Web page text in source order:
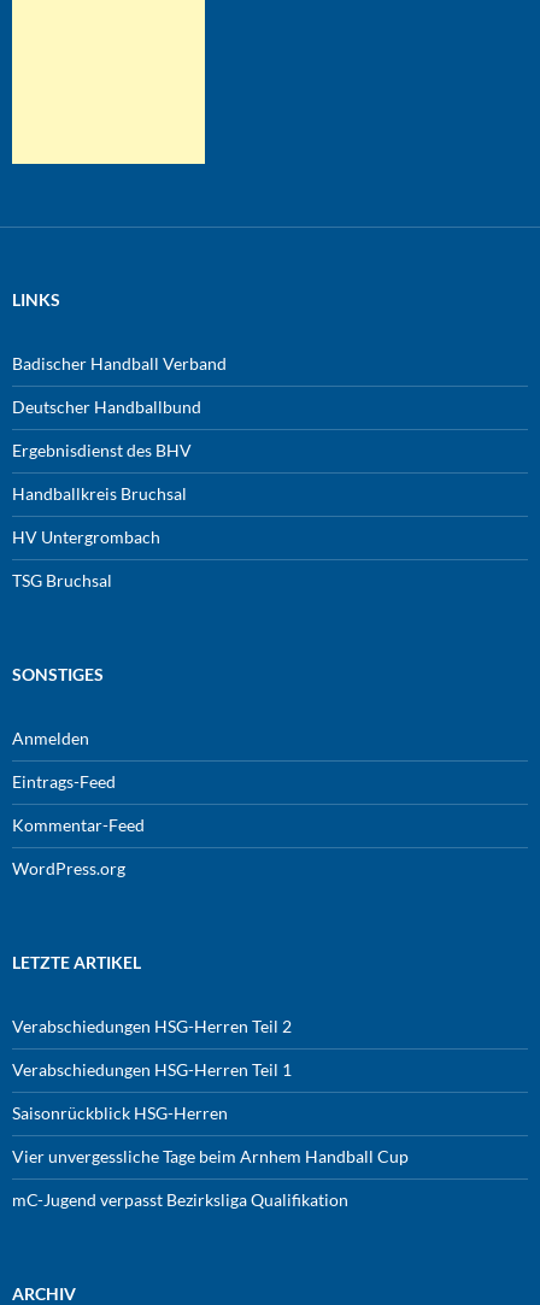
LINKS
Badischer Handball Verband
Deutscher Handballbund
Ergebnisdienst des BHV
Handballkreis Bruchsal
HV Untergrombach
TSG Bruchsal
SONSTIGES
Anmelden
Eintrags-Feed
Kommentar-Feed
WordPress.org
LETZTE ARTIKEL
Verabschiedungen HSG-Herren Teil 2
Verabschiedungen HSG-Herren Teil 1
Saisonrückblick HSG-Herren
Vier unvergessliche Tage beim Arnhem Handball Cup
mC-Jugend verpasst Bezirksliga Qualifikation
ARCHIV